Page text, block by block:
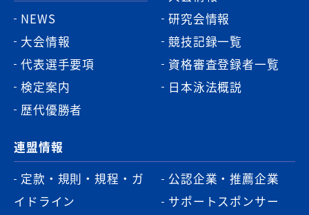
NEWS
大会情報
代表選手要項
検定案内
歴代優勝者
研究会情報
競技記録一覧
資格審査登録者一覧
日本泳法概説
連盟情報
定款・規則・規程・ガ
イドライン
公認企業・推薦企業
サポートスポンサー